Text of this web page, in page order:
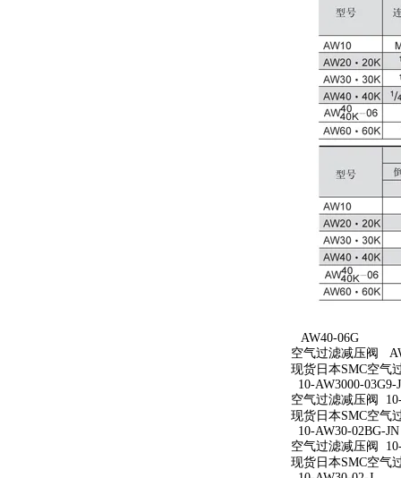
AW40-06G
空气过滤减压阀
现货日本SMC空气
10-AW3000-03G9-
空气过滤减压阀
现货日本SMC空气
10-AW30-02BG-JN
空气过滤减压阀
现货日本SMC空气